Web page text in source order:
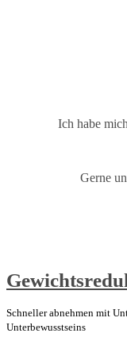
Ich habe
Gerne
Schneller abnehmen mit
Unterbewusstseins